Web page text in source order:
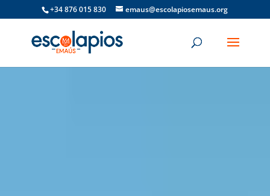
+34 876 015 830 emaus@escolapiosemaus.org